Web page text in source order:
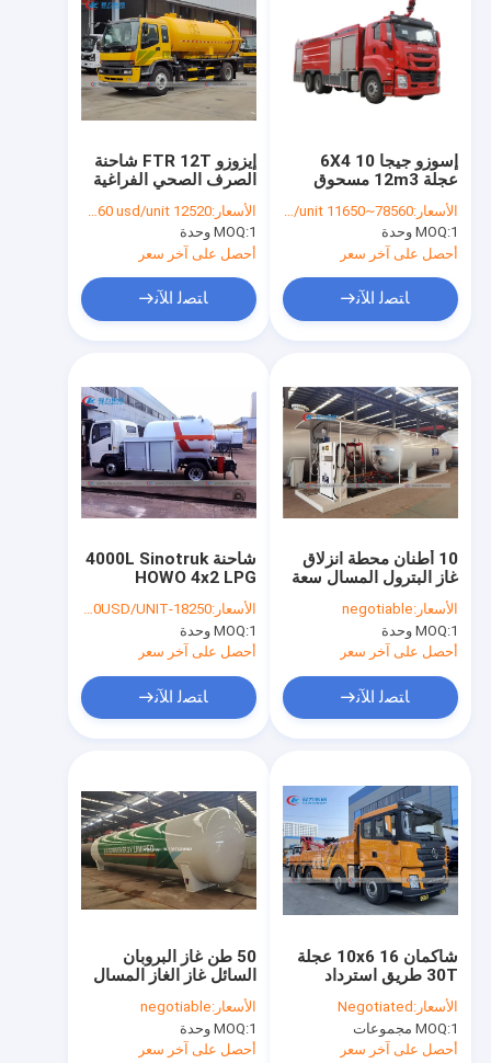
الصفحة الرئيسية
منتجات
جولة في المعمل
مراقبة الجودة
اتصل بنا
اطلب اقتباس
شاحنة صهريج غاز البترول المسال
شاحنة توصيل الوقود
شاحنة ضغط القمامة
إيزوزو FTR 12T شاحنة
الصرف الصحي الفراغية
PN130D
الأسعار:12520 usd/unit~39660 usd/unit
MOQ:1 وحدة
أحصل على آخر سعر
ﺎﺘﺼﻟ ﺍﻶﻧ
إسوزو جيجا 6X4 10
عجلة 12m3 مسحوق
جاف شاحنة مكافحة
الحرائق
الأسعار:78560~11650 usd/unit
MOQ:1 وحدة
أحصل على آخر سعر
ﺎﺘﺼﻟ ﺍﻶﻧ
شاحنة 4000L Sinotruk
HOWO 4x2 LPG
التدفق
الأسعار:18250-23620USD/UNIT
MOQ:1 وحدة
أحصل على آخر سعر
ﺎﺘﺼﻟ ﺍﻶﻧ
10 أطنان محطة انزلاق
غاز البترول المسال سعة
20000 لتر مع ميزان تعبئة
الأسعار:negotiable
MOQ:1 وحدة
أحصل على آخر سعر
ﺎﺘﺼﻟ ﺍﻶﻧ
50 طن غاز البروبان
السائل غاز الغاز المسال
خزان تخزين الغاز منفذ
البخار DN50 مع جميع
المحطات
الأسعار:negotiable
MOQ:1 وحدة
أحصل على آخر سعر
شاكمان 10x6 16 عجلة
30T طريق استرداد
المدمّر شاحنة سحب
الأسعار: Negotiated
MOQ:1 مجموعات
أحصل على آخر سعر